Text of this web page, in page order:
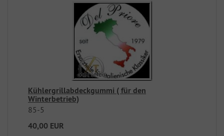
Kühlergrillabdeckgummi ( für den
Winterbetrieb)
85-5
40,00 EUR